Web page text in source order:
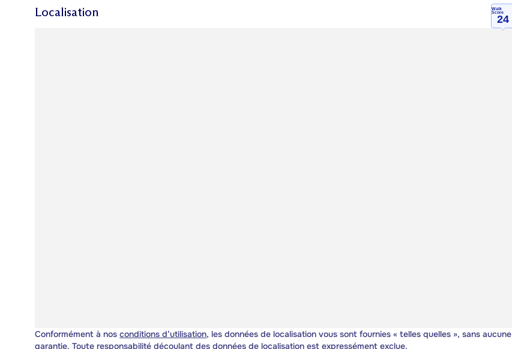
Localisation
Walk
Score
24
Conformément à nos conditions d’utilisation, les données de localisation vous sont fournies « telles quelles », sans aucune
garantie. Toute responsabilité découlant des données de localisation est expressément exclue.